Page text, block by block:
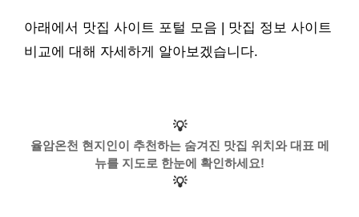
아래에서 맛집 사이트 포털 모음 | 맛집 정보 사이트
비교에 대해 자세하게 알아보겠습니다.
💡
율암온천 현지인이 추천하는 숨겨진 맛집 위치와 대표 메
뉴를 지도로 한눈에 확인하세요!
💡